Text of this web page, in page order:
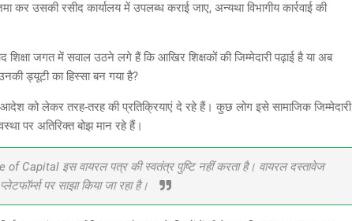
कर उसकी रसीद कार्यालय में उपलब्ध कराई जाए, अन्यथा विभागीय कार्रवाई की
जगत में सवाल उठने लगे हैं कि आखिर शिक्षकों की जिम्मेदारी पढ़ाई है या अब
ड्यूटी का हिस्सा बन गया है?
को लेकर तरह-तरह की प्रतिक्रियाएं दे रहे हैं। कुछ लोग इसे सामाजिक जिम्मेदारी
पर अतिरिक्त बोझ मान रहे हैं।
of Capital इस वायरल पत्र की स्वतंत्र पुष्टि नहीं करता है। वायरल दस्तावेज
पर साझा किया जा रहा है।